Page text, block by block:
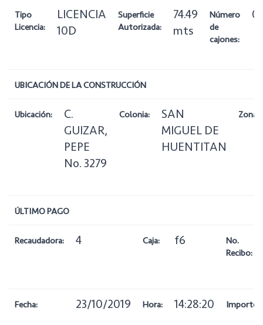
Tipo
Licencia:
LICENCIA
10D
Superficie
Autorizada:
74.49
mts
Número
de
cajones:
0
UBICACIÓN DE LA CONSTRUCCIÓN
Ubicación:
C.
GUIZAR,
PEPE
No. 3279
Colonia:
SAN
MIGUEL DE
HUENTITAN
Zona:
ÚLTIMO PAGO
Recaudadora: 4 Caja: f6
No.
Recibo:
Fecha: 23/10/2019 Hora: 14:28:20 Importe: